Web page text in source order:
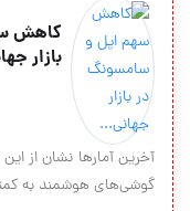
کاهش
بازار
آخرین آمارها نشان از
گوشی‌های هوشمند به